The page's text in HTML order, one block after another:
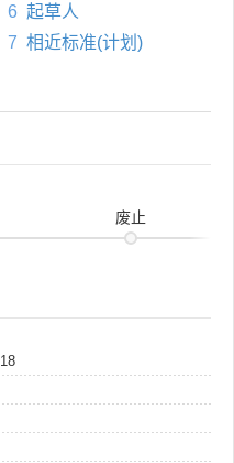
6 起草人
7 相近标准(计划)
废止